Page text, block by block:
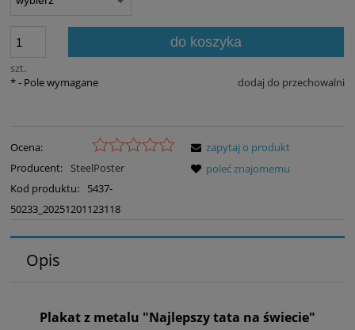
szt.
do koszyka
dodaj do przechowalni
*- Pole wymagane
Ocena:
Producent:
SteelPoster
Kod produktu:
5437-
50233_20251201123118
zapytaj o produkt
poleć znajomemu
Opis
Plakat z metalu "Najlepszy tata na świecie"